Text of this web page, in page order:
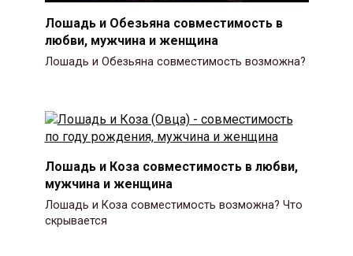
Лошадь и Обезьяна совместимость в
любви, мужчина и женщина
Лошадь и Обезьяна совместимость возможна?
Лошадь и Коза совместимость в любви,
мужчина и женщина
Лошадь и Коза совместимость возможна? Что
скрывается